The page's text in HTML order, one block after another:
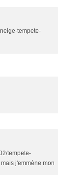
tempete-
tempete-
j'emmène mon